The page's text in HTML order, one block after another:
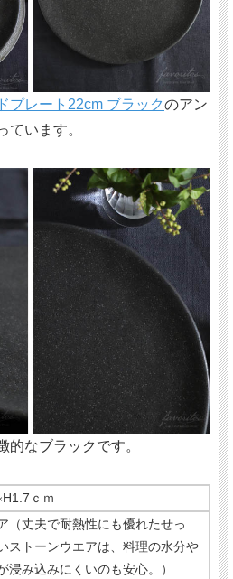
プレート22cm ブラックのアン
ています。
的なブラックです。
H1.7ｃｍ
（丈夫で耐熱性にも優れたせっ
ストーンウエアは、料理の水分や
浸み込みにくいのも安心。）